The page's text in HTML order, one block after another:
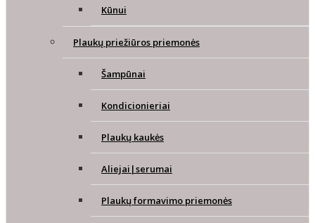
Kūnui
Plaukų priežiūros priemonės
Šampūnai
Kondicionieriai
Plaukų kaukės
Aliejai|serumai
Plaukų formavimo priemonės